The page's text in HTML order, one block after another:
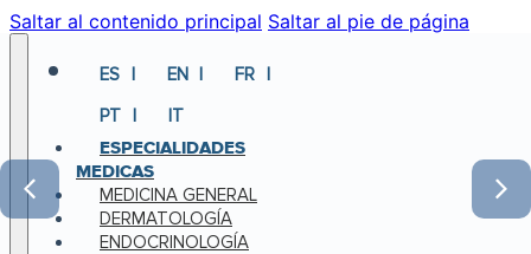
Saltar al contenido principal Saltar al pie de página
ES EN
FR
PT
IT
ESPECIALIDADES
MEDICAS
MEDICINA GENERAL
DERMATOLOGÍA
ENDOCRINOLOGÍA